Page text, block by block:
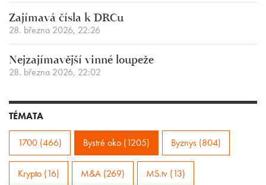
Zajímavá čísla k DRCu
28. března 2026, 22:26
Nejzajímavější vinné loupeže
28. března 2026, 22:02
TÉMATA
1700 (466) Bystré oko (1205) Byznys (804)
Krypto (16) M&A (269) MS.tv (13)